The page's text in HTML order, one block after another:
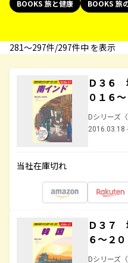
BOOKS 旅と健康
BOOKS 旅
281〜297件/297件中 を表示
Ｄ３６
０１６
Dシリーズ
2016.03.18
当社在庫切れ
Ｄ３７
６～２
Dシリーズ